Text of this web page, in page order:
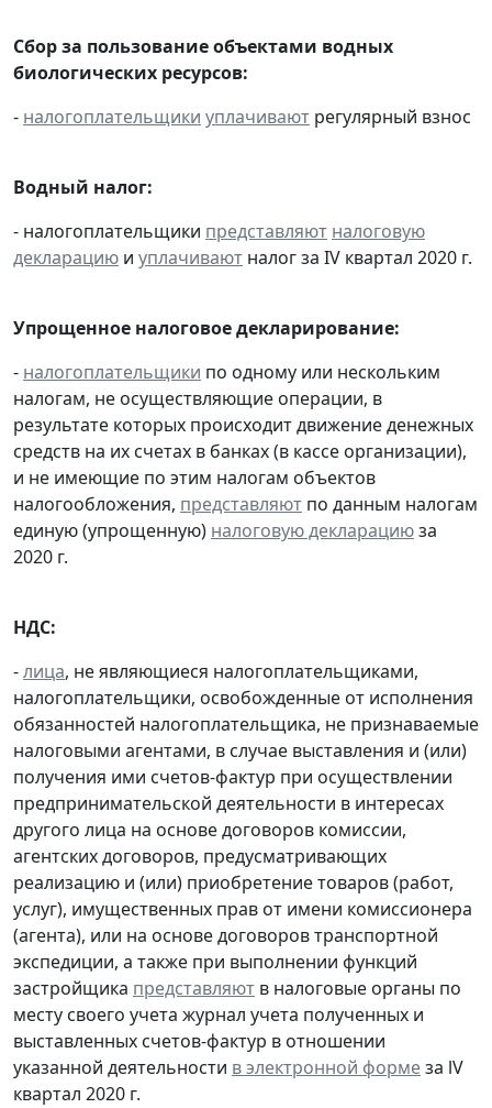
Сбор за пользование объектами водных
биологических ресурсов:
- налогоплательщики уплачивают регулярный взнос
Водный налог:
- налогоплательщики представляют налоговую
декларацию и уплачивают налог за IV квартал 2020 г.
Упрощенное налоговое декларирование:
- налогоплательщики по одному или нескольким
налогам, не осуществляющие операции, в
результате которых происходит движение денежных
средств на их счетах в банках (в кассе организации),
и не имеющие по этим налогам объектов
налогообложения, представляют по данным налогам
единую (упрощенную) налоговую декларациюза
2020 г.
НДС:
-лица, не являющиеся налогоплательщиками,
налогоплательщики, освобожденные от исполнения
обязанностей налогоплательщика, не признаваемые
налоговыми агентами, в случае выставления и (или)
получения ими счетов-фактур при осуществлении
предпринимательской деятельности в интересах
другого лица на основе договоров комиссии,
агентских договоров, предусматривающих
реализацию и (или) приобретение товаров (работ,
услуг), имущественных прав от имени комиссионера
(агента), или на основе договоров транспортной
экспедиции, а также при выполнении функций
застройщика представляют в налоговые органы по
месту своего учета журнал учета полученных и
выставленных счетов-фактур в отношении
указанной деятельности в электронной формеза lV
квартал 2020 г.